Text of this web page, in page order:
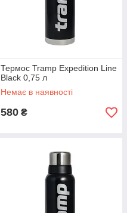
Термос Tramp Expedition Line
Black 0,75 л
Немає в наявності
580 ₴